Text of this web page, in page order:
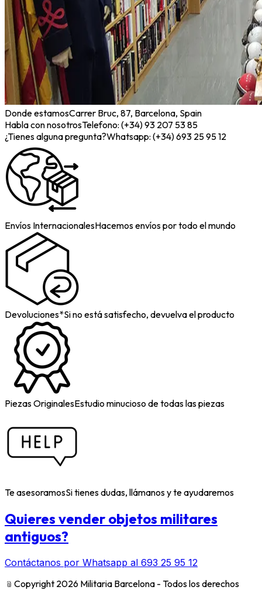
Donde estamosCarrer Bruc, 87, Barcelona, Spain
Habla con nosotrosTelefono: (+34) 93 207 53 85
¿Tienes alguna pregunta?Whatsapp: (+34) 693 25 95 12
Envíos InternacionalesHacemos envíos por todo el mundo
Devoluciones*Si no está satisfecho, devuelva el producto
Piezas OriginalesEstudio minucioso de todas las piezas
Te asesoramosSi tienes dudas, llámanos y te ayudaremos
Quieres vender objetos militares
antiguos?
Contáctanos por Whatsapp al 693 25 95 12
﹫ Copyright 2026 Militaria Barcelona - Todos los derechos